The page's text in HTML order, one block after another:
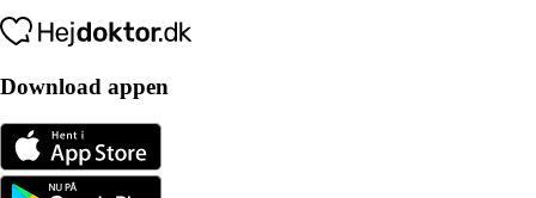
Download appen